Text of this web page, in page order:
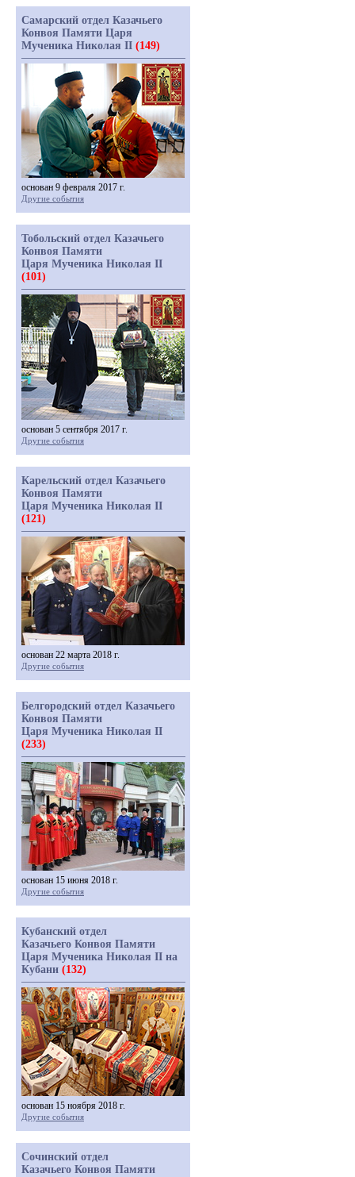
Самарский отдел Казачьего
Конвоя Памяти Царя
Мученика Николая II (149)
основан 9 февраля 2017 г.
Другие события
Тобольский отдел Казачьего
Конвоя Памяти
Царя Мученика Николая II
(101)
основан 5 сентября 2017 г.
Другие события
Карельский отдел Казачьего
Конвоя Памяти
Царя Мученика Николая II
(121)
основан 22 марта 2018 г.
Другие события
Белгородский отдел Казачьего
Конвоя Памяти
Царя Мученика Николая II
(233)
основан 15 июня 2018 г.
Другие события
Кубанский отдел
Казачьего Конвоя Памяти
Царя Мученика Николая II на
Кубани (132)
основан 15 ноября 2018 г.
Другие события
Сочинский отдел
Казачьего Конвоя Памяти